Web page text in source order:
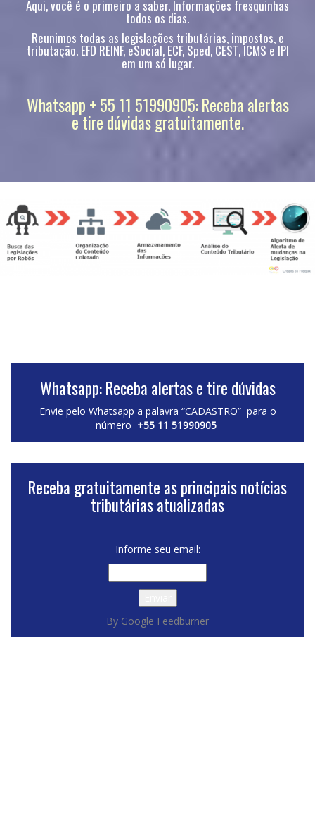
Aqui, você é o primeiro a saber. Informações fresquinhas
todos os dias.
Reunimos todas as legislações tributárias, impostos, e
tributação. EFD REINF, eSocial, ECF, Sped, CEST, ICMS e IPI
em um só lugar.
Whatsapp + 55 11 51990905: Receba alertas
e tire dúvidas gratuitamente.
Whatsapp: Receba alertas e tire dúvidas
Envie pelo Whatsapp a palavra “CADASTRO” para o
número +55 11 51990905
Receba gratuitamente as principais notícias
tributárias atualizadas
Informe seu email:
By Google Feedburner